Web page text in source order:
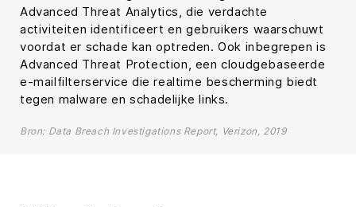
Advanced Threat Analytics, die verdachte
activiteiten identificeert en gebruikers waarschuwt
voordat er schade kan optreden. Ook inbegrepen is
Advanced Threat Protection, een cloudgebaseerde
e-mailfilterservice die realtime bescherming biedt
tegen malware en schadelijke links.
Bron: Data Breach Investigations Report, Verizon, 2019